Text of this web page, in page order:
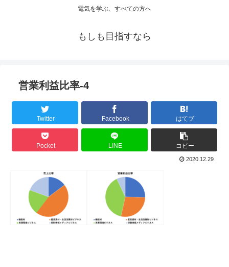
電気を学ぶ、すべての方へ
もしも目指すなら
営業利益比率-4
Twitter Facebook はてブ
Pocket LINE コピー
2020.12.29